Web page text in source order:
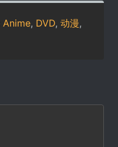
Anime, DVD, 动漫,